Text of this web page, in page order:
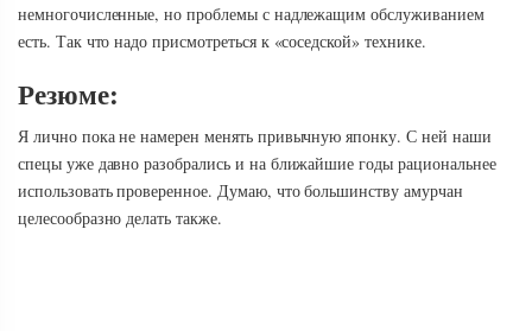
немногочисленные, но проблемы с надлежащим обслуживанием
есть. Так что надо присмотреться к «соседской» технике.
Резюме:
Я лично пока не намерен менять привычную японку. С ней наши
спецы уже давно разобрались и на ближайшие годы рациональнее
использовать проверенное. Думаю, что большинству амурчан
целесообразно делать также.